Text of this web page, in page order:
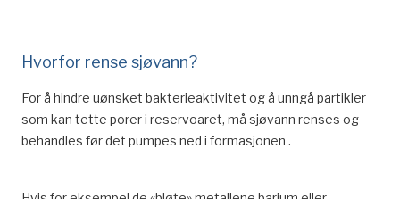
Hvorfor rense sjøvann?
For å hindre uønsket bakterieaktivitet og å unngå partikler
som kan tette porer i reservoaret, må sjøvann renses og
behandles før det pumpes ned i formasjonen .